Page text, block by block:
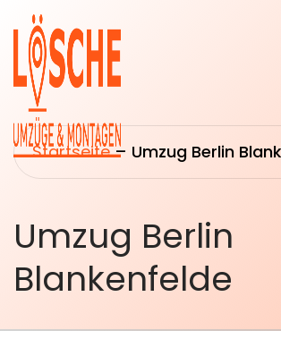
Startseite– Umzug Berlin
Umzug Berlin
Blankenfelde
Umzüge
Transport
Logistik
Startseite
Über uns